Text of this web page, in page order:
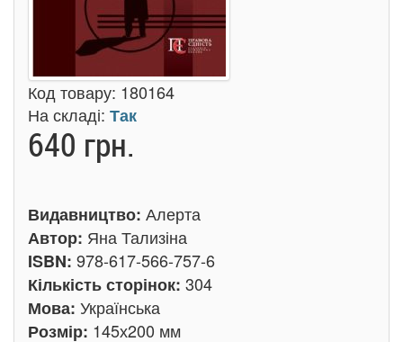
Код товару: 180164
На складі: Так
640 грн.
Видавництво: Алерта
Автор: Яна Тализіна
ISBN: 978-617-566-757-6
Кількість сторінок: 304
Мова: Українська
Розмір: 145х200 мм